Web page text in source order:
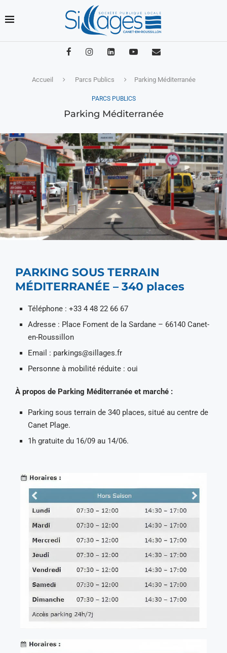
Accueil Parcs Publics Parking Méditerranée
PARCS PUBLICS
Parking Méditerranée
PARKING SOUS TERRAIN
MÉDITERRANÉE – 340 places
Téléphone : +33 4 48 22 66 67
Adresse : Place Foment de la Sardane – 66140 Canet-
en-Roussillon
Email : parkings@sillages.fr
Personne à mobilité réduite : oui
À propos de Parking Méditerranée et marché :
Parking sous terrain de 340 places, situé au centre de
Canet Plage.
1h gratuite du 16/09 au 14/06.